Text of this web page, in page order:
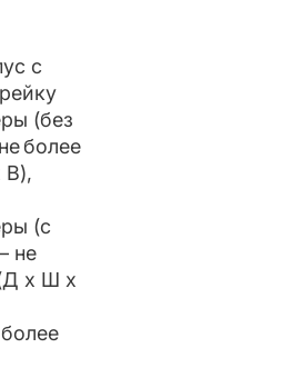
с
(без
более
В),
(с
не
x Ш x